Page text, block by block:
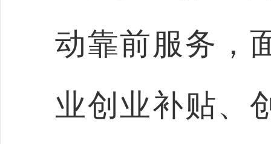
动靠前服务，
业创业补贴、